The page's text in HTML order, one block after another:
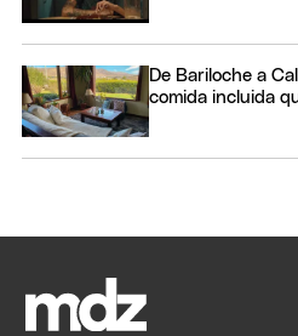
De Bariloche a
comida incluida